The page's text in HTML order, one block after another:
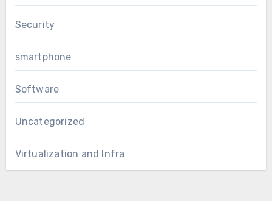
Security
smartphone
Software
Uncategorized
Virtualization and Infra